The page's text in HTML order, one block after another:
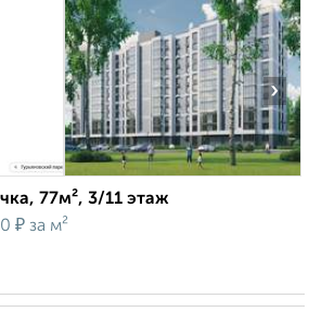
›
77м², 3/11 этаж
₽ за м²